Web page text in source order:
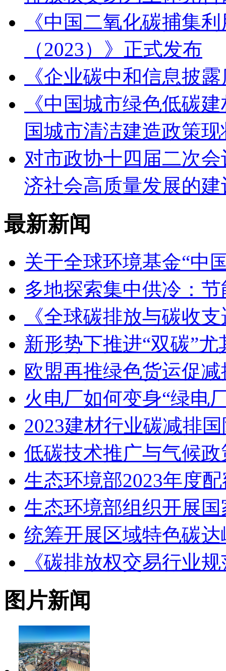
《中国二氧化碳捕集
（2023）》正式发布
《企业碳中和信息披
《中国城市绿色低碳
国城市清洁建造政策
对市政协十四届二次
济社会高质量发展的
最新新闻
关于全球环境基金“中
多地探索集中供冷：
《全球碳排放与碳收
新形势下推进“双碳”
欧盟再推绿色货运促
火电厂如何变身“绿电
2023建材行业碳减排
低碳技术推广与气候
生态环境部2023年度
生态环境部组织开展
统筹开展区域特色碳
《碳排放权交易行业
图片新闻